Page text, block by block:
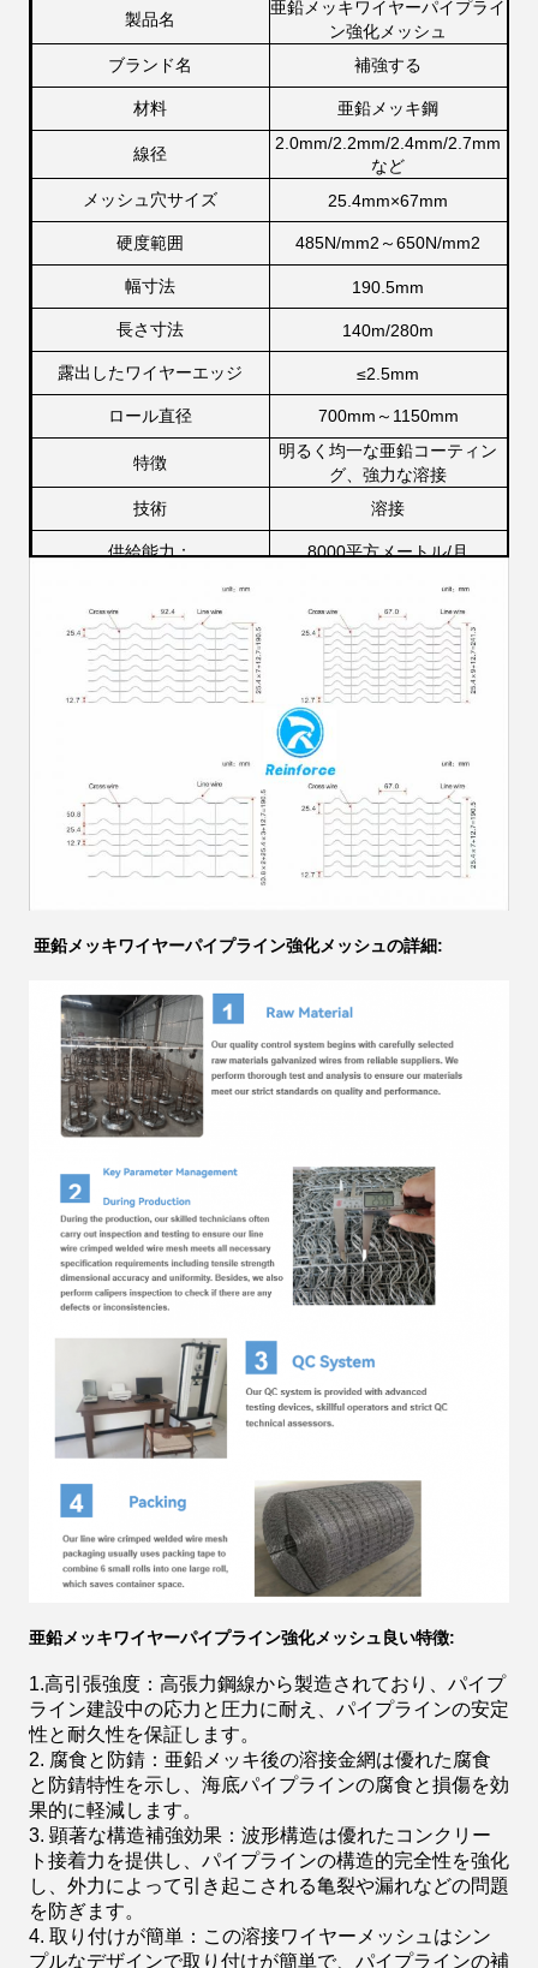
製品名
亜鉛メッキワイヤーパイプライ
ン強化メッシュ
ブランド名
補強する
材料 亜鉛メッキ鋼
線径
2.0mm/2.2mm/2.4mm/2.7mm
など
メッシュ穴サイズ
25.4mm×67mm
硬度範囲 485N/mm2～650N/mm2
幅寸法 190.5mm
長さ寸法 140m/280m
露出したワイヤーエッジ ≤2.5mm
ロール直径 700mm～1150mm
特徴
明るく均一な亜鉛コーティン
グ、強力な溶接
技術
溶接
供給能力： 8000平方メートル/月
亜鉛メッキワイヤーパイプライン強化メッシュの詳細:
亜鉛メッキワイヤーパイプライン強化メッシュ良い特徴:
1.高引張強度：高張力鋼線から製造されており、パイプ
ライン建設中の応力と圧力に耐え、パイプラインの安定
性と耐久性を保証します。
2. 腐食と防錆：亜鉛メッキ後の溶接金網は優れた腐食
と防錆特性を示し、海底パイプラインの腐食と損傷を効
果的に軽減します。
3. 顕著な構造補強効果：波形構造は優れたコンクリー
ト接着力を提供し、パイプラインの構造的完全性を強化
し、外力によって引き起こされる亀裂や漏れなどの問題
を防ぎます。
4. 取り付けが簡単：この溶接ワイヤーメッシュはシン
プルなデザインで取り付けが簡単で、パイプラインの補